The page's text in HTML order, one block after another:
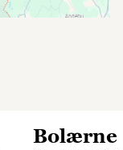
Bolærne